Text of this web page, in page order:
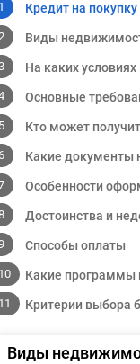
Кредит на
Виды
На каких
Основные
Кто может
Какие документы
Особенности
Достоинства и
Способы оплаты
Какие программы
Критерии выбора
Виды